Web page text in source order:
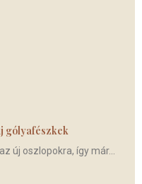
gólyafészkek
új oszlopokra, így már